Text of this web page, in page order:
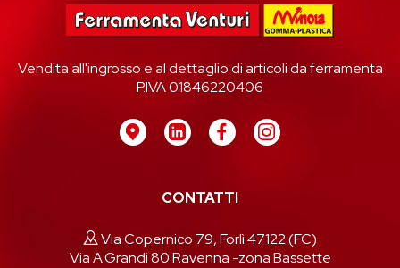
Vendita all'ingrosso e al dettaglio di articoli da ferramenta
P.IVA 01846220406
CONTATTI
Via Copernico 79, Forlì 47122 (FC)
Via A.Grandi 80 Ravenna -zona Bassette